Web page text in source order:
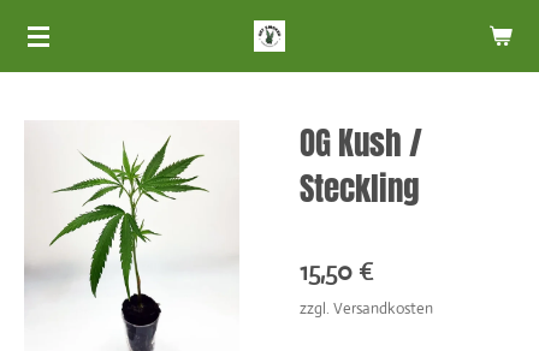
Zum
OG Kush /
Steckling
15,50 €
zzgl. Versandkosten